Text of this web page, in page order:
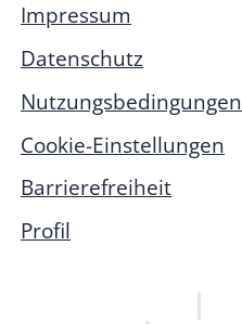
Impressum
Datenschutz
Nutzungsbedingungen
Cookie-Einstellungen
Barrierefreiheit
Profil